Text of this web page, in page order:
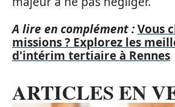
A lire en complément :Vous
missions ? Explorez les
d'intérim tertiaire à Rennes
ARTICLES EN